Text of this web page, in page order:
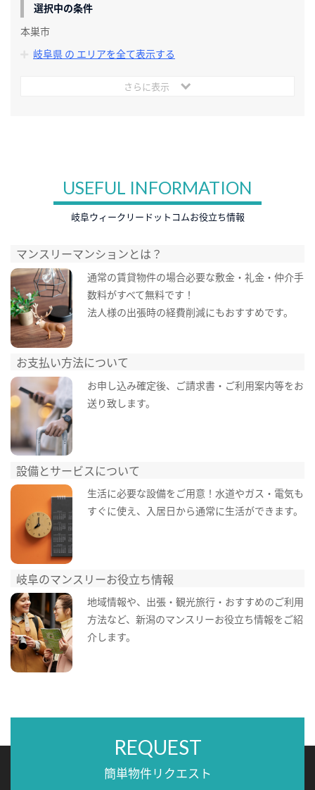
選択中の条件
本巣市
岐阜県 の エリアを全て表示する
さらに表示
USEFUL INFORMATION
岐阜ウィークリードットコムお役立ち情報
マンスリーマンションとは？
通常の賃貸物件の場合必要な敷金・礼金・仲介手
数料がすべて無料です！
法人様の出張時の経費削減にもおすすめです。
お支払い方法について
お申し込み確定後、ご請求書・ご利用案内等をお
送り致します。
設備とサービスについて
生活に必要な設備をご用意！水道やガス・電気も
すぐに使え、入居日から通常に生活ができます。
岐阜のマンスリーお役立ち情報
地域情報や、出張・観光旅行・おすすめのご利用
方法など、新潟のマンスリーお役立ち情報をご紹
介します。
REQUEST
簡単物件リクエスト